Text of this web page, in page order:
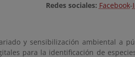
Redes sociales: Facebook-
y sensibilización ambiental a
para la identificación de